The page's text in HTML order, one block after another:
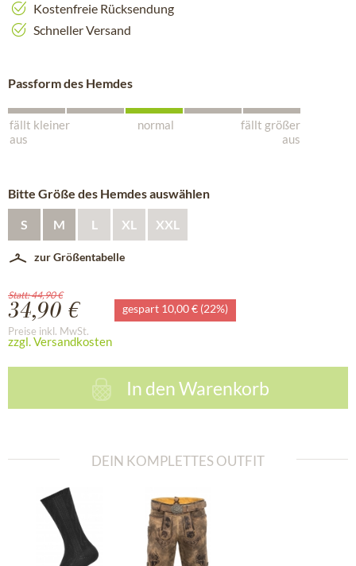
Kostenfreie Rücksendung
Schneller Versand
Passform des Hemdes
fällt kleiner
aus
normal
fällt größer
aus
Bitte Größe des Hemdes auswählen
S M L XL XXL
zur Größentabelle
Statt: 44,90 €
34,90 € gespart 10,00 € (22%)
Preise inkl. MwSt.
zzgl. Versandkosten
In denWarenkorb
DEIN KOMPLETTES OUTFIT